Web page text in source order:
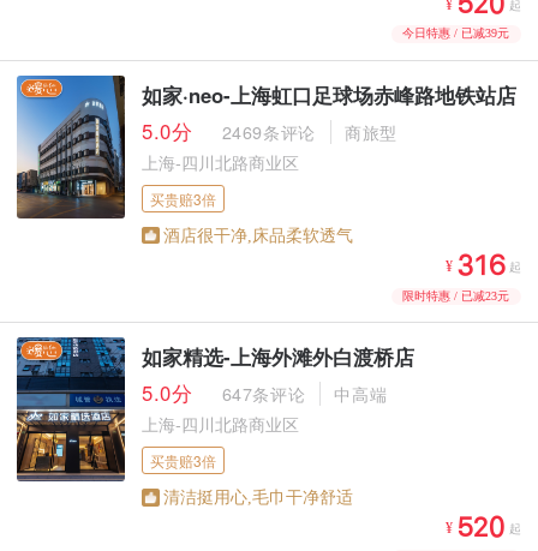
¥ 起
今日特惠 / 已减39元
如家·neo-上海虹口足球场赤峰路地铁站店
5.0分
2469条评论
商旅型
上海-四川北路商业区
买贵赔3倍
酒店很干净,床品柔软透气
¥   起
限时特惠 / 已减23元
如家精选-上海外滩外白渡桥店
5.0分
647条评论
中高端
上海-四川北路商业区
买贵赔3倍
清洁挺用心,毛巾干净舒适
¥  起